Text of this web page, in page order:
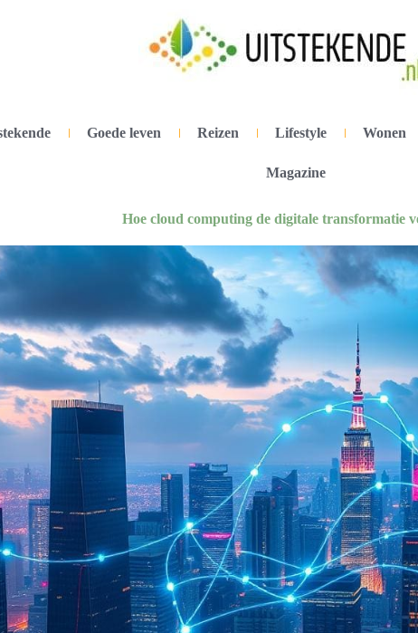
Goede leven Reizen Lifestyle Wonen
Magazine
Hoe cloud computing de digitale transformatie